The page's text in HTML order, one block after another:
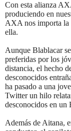
Con esta alianza
produciendo en
AXA nos importa la
ella.
Aunque Blablacar
preferidas por los
distancia, el hecho
desconocidos
ha pasado a una
Twitter un hilo
desconocidos en un
Además de Aitana,